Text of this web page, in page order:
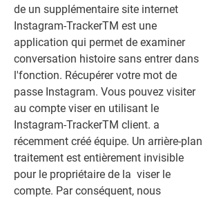
de un supplémentaire site internet
Instagram-TrackerTM est une
application qui permet de examiner
conversation histoire sans entrer dans
l'fonction. Récupérer votre mot de
passe Instagram. Vous pouvez visiter
au compte viser en utilisant le
Instagram-TrackerTM client. a
récemment créé équipe. Un arrière-plan
traitement est entièrement invisible
pour le propriétaire de la  viser le
compte. Par conséquent, nous